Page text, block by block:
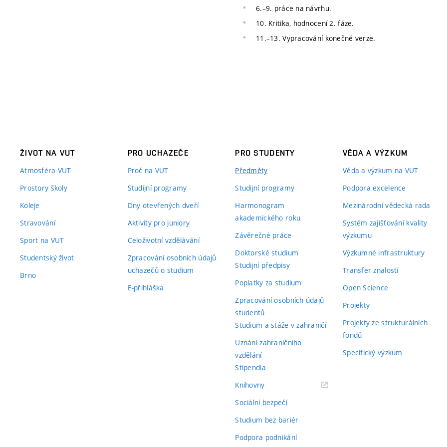
6.–9. práce na návrhu.
10. Kritika, hodnocení 2. fáze.
11.–13. Vypracování konečné verze.
ŽIVOT NA VUT
Atmosféra VUT
Prostory školy
Koleje
Stravování
Sport na VUT
Studentský život
Brno
PRO UCHAZEČE
Proč na VUT
Studijní programy
Dny otevřených dveří
Aktivity pro juniory
Celoživotní vzdělávání
Zpracování osobních údajů
uchazečů o studium
E-přihláška
PRO STUDENTY
Předměty
Studijní programy
Harmonogram
akademického roku
Závěrečné práce
Doktorské studium
Studijní předpisy
Poplatky za studium
Zpracování osobních údajů
studentů
Studium a stáže v zahraničí
Uznání zahraničního
vzdělání
Stipendia
Knihovny(externí
Sociální bezpečí
Studium bez bariér
Podpora podnikání
VĚDA A VÝZKUM
Věda a výzkum na VUT
Podpora excelence
Mezinárodní vědecká rada
Systém zajišťování kvality
výzkumu
Výzkumné infrastruktury
Transfer znalostí
Open Science
Projekty
Projekty ze strukturálních
fondů
Specifický výzkum